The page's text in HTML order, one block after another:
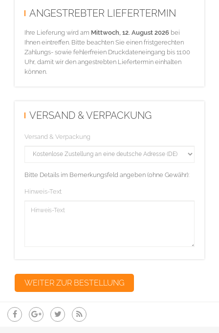
ANGESTREBTER LIEFERTERMIN
Ihre Lieferung wird am Mittwoch, 12. August 2026 bei
Ihnen eintreffen. Bitte beachten Sie einen fristgerechten
Zahlungs- sowie fehlerfreien Druckdateneingang bis 11:00
Uhr, damit wir den angestrebten Liefertermin einhalten
können.
VERSAND & VERPACKUNG
Versand & Verpackung
Bitte Details im Bemerkungsfeld angeben (ohne Gewähr):
Hinweis-Text